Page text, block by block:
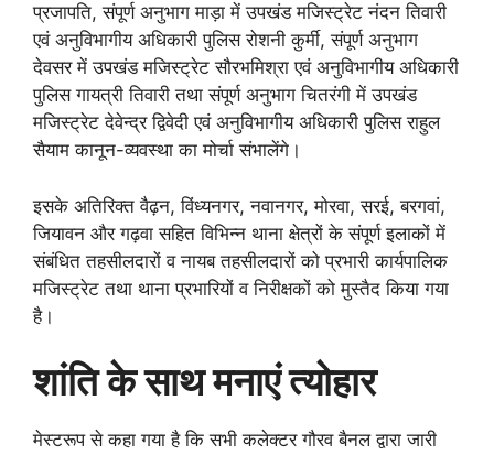
प्रजापति, संपूर्ण अनुभाग माड़ा में उपखंड मजिस्ट्रेट नंदन तिवारी
एवं अनुविभागीय अधिकारी पुलिस रोशनी कुर्मी, संपूर्ण अनुभाग
देवसर में उपखंड मजिस्ट्रेट सौरभमिश्रा एवं अनुविभागीय अधिकारी
पुलिस गायत्री तिवारी तथा संपूर्ण अनुभाग चितरंगी में उपखंड
मजिस्ट्रेट देवेन्द्र द्विवेदी एवं अनुविभागीय अधिकारी पुलिस राहुल
सैयाम कानून-व्यवस्था का मोर्चा संभालेंगे।
इसके अतिरिक्त वैढ़न, विंध्यनगर, नवानगर, मोरवा, सरई, बरगवां,
जियावन और गढ़वा सहित विभिन्न थाना क्षेत्रों के संपूर्ण इलाकों में
संबंधित तहसीलदारों व नायब तहसीलदारों को प्रभारी कार्यपालिक
मजिस्ट्रेट तथा थाना प्रभारियों व निरीक्षकों को मुस्तैद किया गया
है।
शांति के साथ मनाएं त्योहार
मेस्टरूप से कहा गया है कि सभी कलेक्टर गौरव बैनल द्वारा जारी